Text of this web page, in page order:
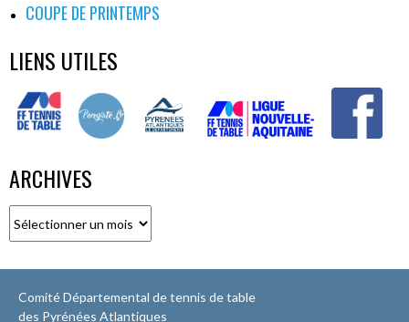
COUPE DE PRINTEMPS
LIENS UTILES
ARCHIVES
Comité Départemental de tennis de table
des Pyrénées Atlantiques